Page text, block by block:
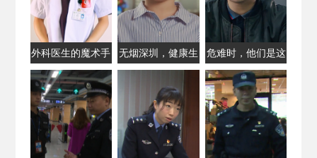
外科医生的魔术手
无烟深圳，健康生
危难时，他们是这
座城市的「摆渡
人」